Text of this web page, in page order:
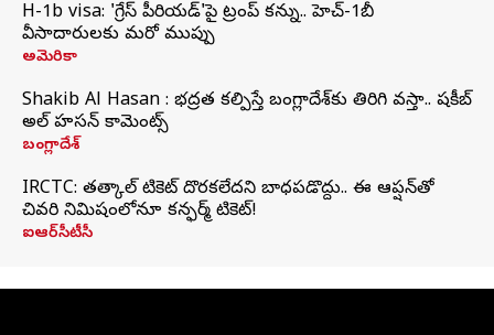
H-1b visa: 'గ్రేస్‌ పీరియడ్‌'పై ట్రంప్‌ కన్ను.. హెచ్‌-1బీ
వీసాదారులకు మరో ముప్పు
అమెరికా
Shakib Al Hasan : భద్రత కల్పిస్తే బంగ్లాదేశ్‌కు తిరిగి వస్తా.. షకీబ్
అల్ హసన్ కామెంట్స్
బంగ్లాదేశ్
IRCTC: తత్కాల్ టికెట్ దొరకలేదని బాధపడొద్దు.. ఈ ఆప్షన్‌తో
చివరి నిమిషంలోనూ కన్ఫర్మ్ టికెట్!
ఐఆర్‌సీటీసీ